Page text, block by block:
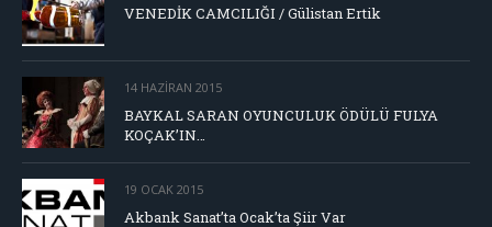
VENEDİK CAMCILIĞI / Gülistan Ertik
14 HAZIRAN 2015
BAYKAL SARAN OYUNCULUK ÖDÜLÜ FULYA
KOÇAK’IN…
19 OCAK 2015
Akbank Sanat’ta Ocak’ta Şiir Var